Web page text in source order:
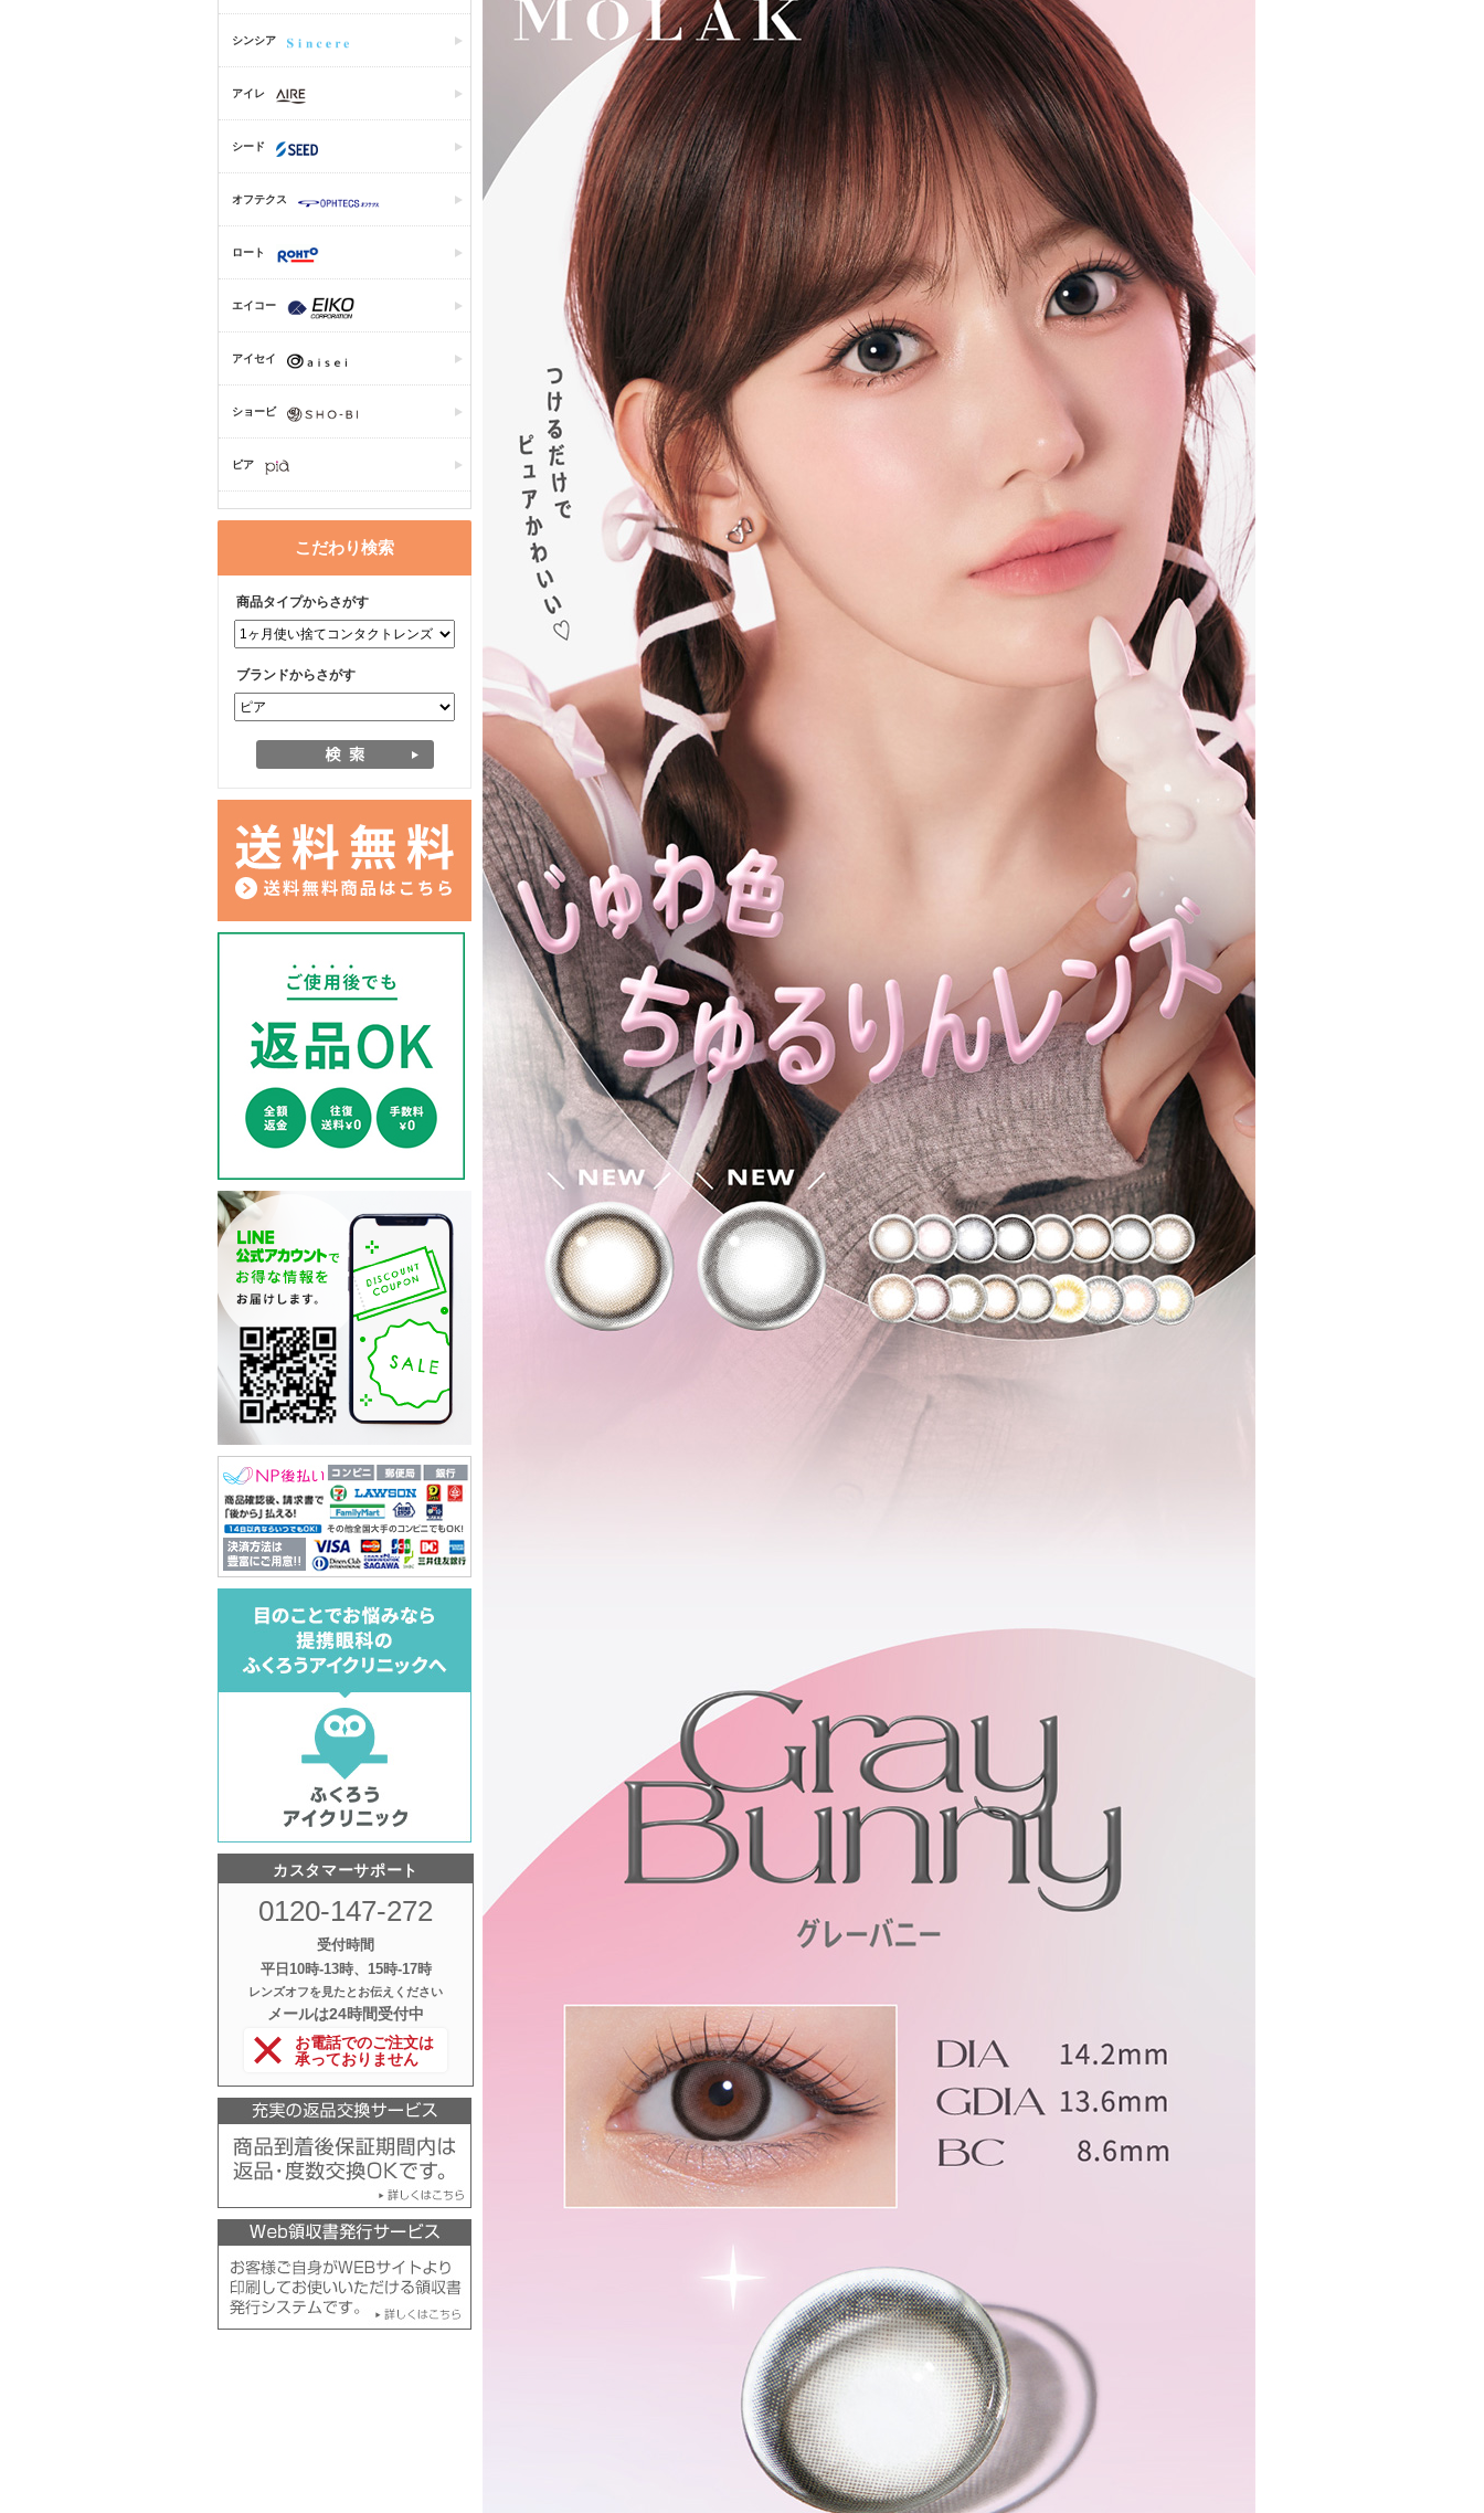
シンシア
アイレ
シード
オフテクス
ロート
エイコー
アイセイ
ショービ
ピア
こだわり検索
商品タイプからさがす
ブランドからさがす
カスタマーサポート
0120-147-272
受付時間
平日10時‐13時、15時‐17時
レンズオフを見たとお伝えください
メールは24時間受付中
お電話でのご注文は
承っておりません